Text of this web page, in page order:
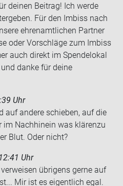
deinen Beitrag! Ich werde
Für den Imbiss nach
ehrenamtlichen Partner
oder Vorschläge zum Imbiss
auch direkt im Spendelokal
danke für deine
Uhr
auf an­de­re schie­ben, auf die
im Nach­hin­ein was klä­ren­zu
Blut. Oder nicht?
Uhr
üb­ri­gens gerne auf
Mir ist es ei­gent­lich egal.